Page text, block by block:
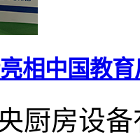
相中国教
厨房设